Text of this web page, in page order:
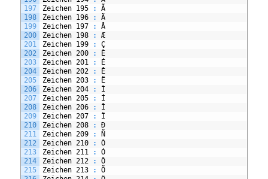
197
198
199
200
201
202
203
204
205
206
207
208
209
210
211
212
213
214
215
Zeichen 195 :
Ã
Zeichen 196 :
Ä
Zeichen 197 :
Å
Zeichen 198 :
Æ
Zeichen 199 :
Ç
Zeichen 200 :
È
Zeichen 201 :
É
Zeichen 202 :
Ê
Zeichen 203 :
Ë
Zeichen 204 :
Ì
Zeichen 205 :
Í
Zeichen 206 :
Î
Zeichen 207 :
Ï
Zeichen 208 :
Ð
Zeichen 209 :
Ñ
Zeichen 210 :
Ò
Zeichen 211 :
Ó
Zeichen 212 :
Ô
Zeichen 213 :
Õ